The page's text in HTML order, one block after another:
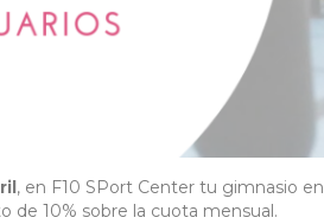
, en F10 SPort Center tu gimnasio en
de 10% sobre la cuota mensual.